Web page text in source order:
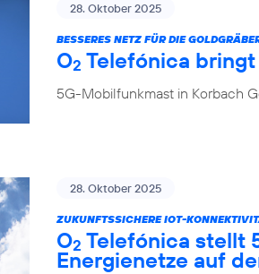
28. Oktober 2025
BESSERES NETZ FÜR DIE
O2 Telefónica
5G-Mobilfunkmast in Korbach
28. Oktober 2025
ZUKUNFTSSICHERE IOT-
O2 Telefónica stellt
Energienetze auf